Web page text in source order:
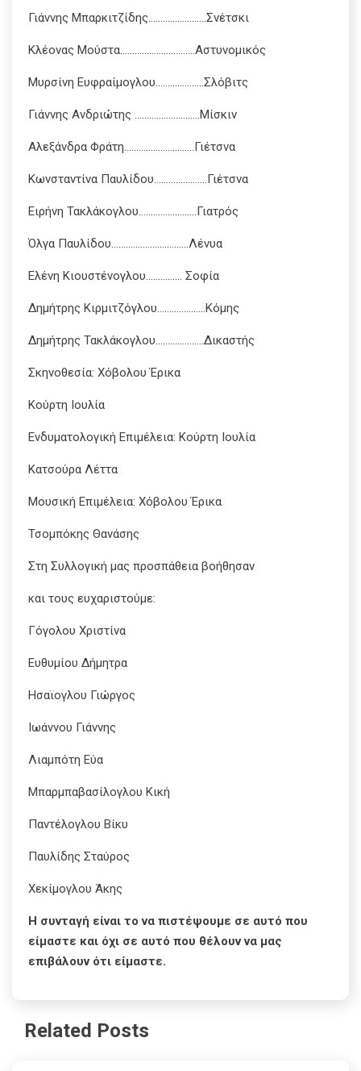
Γιάννης Μπαρκιτζίδης……………………Σνέτσκι
Κλέονας Μούστα………………………….Αστυνομικός
Μυρσίνη Ευφραίμογλου………………..Σλόβιτς
Γιάννης Ανδριώτης ………………………Μίσκιν
Αλεξάνδρα Φράτη………………………..Γιέτσνα
Κωνσταντίνα Παυλίδου………………….Γιέτσνα
Ειρήνη Τακλάκογλου……………………Γιατρός
Όλγα Παυλίδου…………………………..Λένυα
Ελένη Κιουστένογλου…………… Σοφία
Δημήτρης Κιρμιτζόγλου………………..Κόμης
Δημήτρης Τακλάκογλου………………..Δικαστής
Σκηνοθεσία: Χόβολου Έρικα
Κούρτη Ιουλία
Ενδυματολογική Επιμέλεια: Κούρτη Ιουλία
Κατσούρα Λέττα
Μουσική Επιμέλεια: Χόβολου Έρικα
Τσομπόκης Θανάσης
Στη Συλλογική μας προσπάθεια βοήθησαν
και τους ευχαριστούμε:
Γόγολου Χριστίνα
Ευθυμίου Δήμητρα
Ησαϊογλου Γιώργος
Ιωάννου Γιάννης
Λιαμπότη Εύα
Μπαρμπαβασίλογλου Κική
Παντέλογλου Βίκυ
Παυλίδης Σταύρος
Χεκίμογλου Άκης
Η συνταγή είναι το να πιστέψουμε σε αυτό που
είμαστε και όχι σε αυτό που θέλουν να μας
επιβάλουν ότι είμαστε.
Related Posts